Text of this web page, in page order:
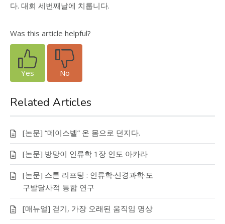
다. 대회 세번째날에 치룹니다.
Was this article helpful?
Yes No
Related Articles
[논문] “메이스벨” 온 몸으로 던지다.
[논문] 방망이 인류학 1장 인도 아카라
[논문] 스톤 리프팅 : 인류학·신경과학·도
구발달사적 통합 연구
[매뉴얼] 걷기, 가장 오래된 움직임 명상